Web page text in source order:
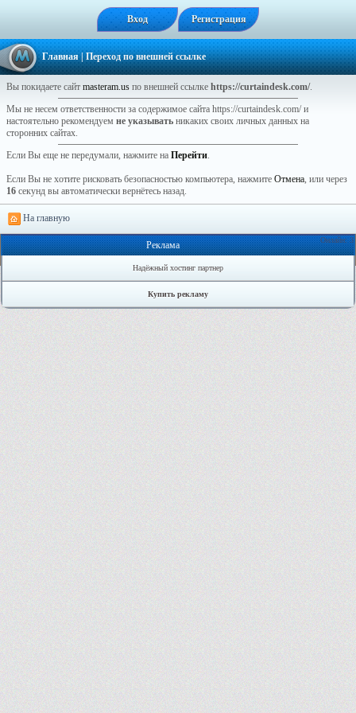
Вход Регистрация
Главная| Переход по внешней ссылке
Вы покидаете сайт masteram.us по внешней ссылке https://curtaindesk.com/.
Мы не несем ответственности за содержимое сайта https://curtaindesk.com/ и
настоятельно рекомендуем не указывать никаких своих личных данных на
сторонних сайтах.
Если Вы еще не передумали, нажмите на Перейти.
Если Вы не хотите рисковать безопасностью компьютера, нажмите Отмена, или через
16 секунд вы автоматически вернётесь назад.
На главную
Онлайн: 3
Реклама
Надёжный хостинг партнер
Купить рекламу